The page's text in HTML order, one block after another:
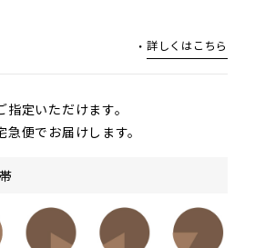
詳しくはこちら
定いただけます。
便でお届けします。